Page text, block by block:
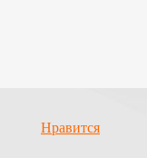
Нравится